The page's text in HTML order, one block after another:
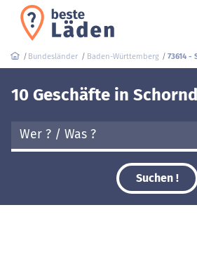
Bundesländer Baden-Württemberg 73614 -
10 Geschäfte in
Suchen !